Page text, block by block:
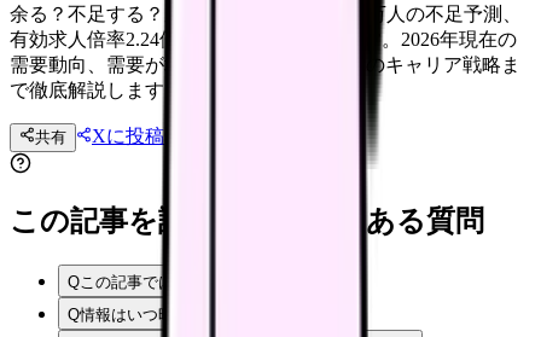
余る？不足する？厚労省データでは6〜27万人の不足予測、
有効求人倍率2.24倍と全業種平均の2倍です。2026年現在の
需要動向、需要が増える分野TOP5、今後のキャリア戦略ま
で徹底解説します。
共有 Xに投稿
この記事を読む前後によくある質問
Qこの記事では何を確認できますか？
Q情報はいつ時点のものですか？